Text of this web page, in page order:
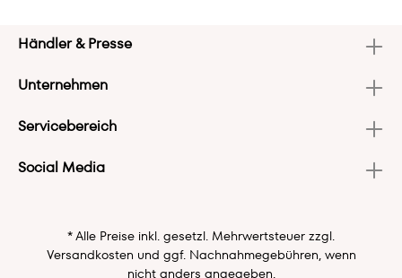
Händler & Presse
Unternehmen
Servicebereich
Social Media
* Alle Preise inkl. gesetzl. Mehrwertsteuer zzgl.
Versandkosten und ggf. Nachnahmegebühren, wenn
nicht anders angegeben.